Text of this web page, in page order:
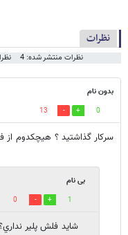
نظرات
نظرات منتشر شده: 4
بدون نام
0
13
سرکار گذاشتید ؟ هیچکدوم
بی نام
1
0
شايد فلش پلير